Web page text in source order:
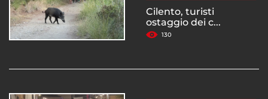
Cilento, turisti
ostaggio dei c...
130